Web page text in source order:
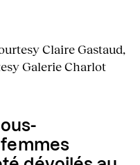
Claire Gastaud,
Galerie Charlot